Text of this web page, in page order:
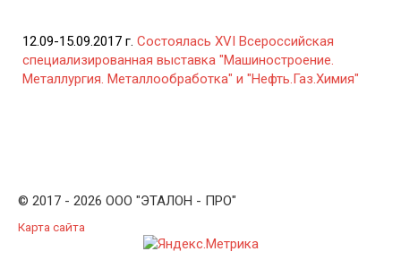
12.09-15.09.2017 г. Состоялась XVI Всероссийская
специализированная выставка "Машиностроение.
Металлургия. Металлообработка" и "Нефть.Газ.Химия"
© 2017 - 2026 ООО "ЭТАЛОН - ПРО"
Карта сайта